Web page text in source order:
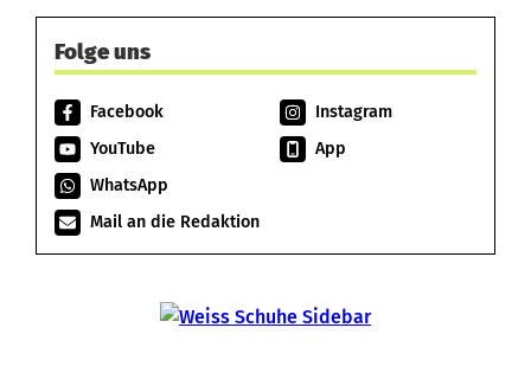
Folge uns
Facebook
Instagram
YouTube
App
WhatsApp
Mail an die Redaktion